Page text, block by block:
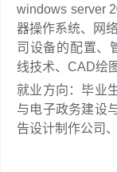
windows server
器操作系统、网
司设备的配置、
线技术、CAD绘
就业方向：毕业
与电子政务建设
告设计制作公司